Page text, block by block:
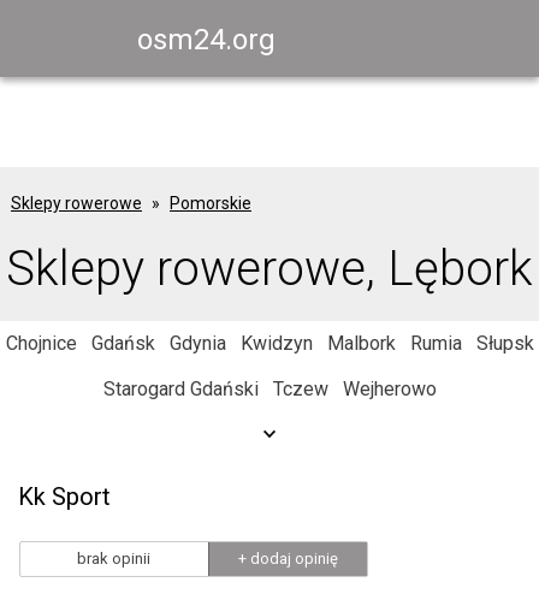
osm24.org
Sklepy rowerowe Pomorskie
Sklepy rowerowe, Lębork
Chojnice Gdańsk Gdynia Kwidzyn Malbork Rumia
Słupsk
Starogard Gdański
Tczew Wejherowo
Kk Sport
brak opinii + dodaj opinię